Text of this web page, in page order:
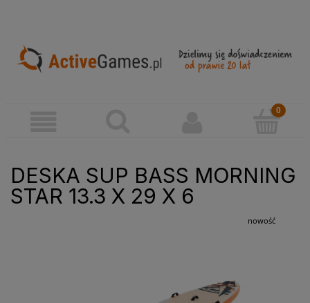
DESKA SUP BASS MORNING
STAR 13.3 X 29 X 6
nowość